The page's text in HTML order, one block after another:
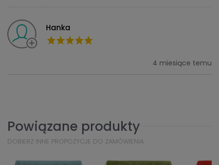
Hanka
4 miesiące temu
Powiązane produkty
DOBIERZ INNE PROPOZYCJE DO ZAMÓWIENIA